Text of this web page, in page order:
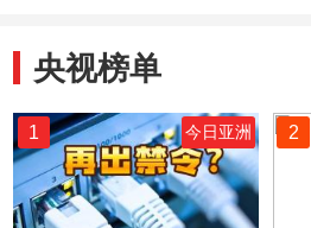
央视榜单
1 今日亚洲 2